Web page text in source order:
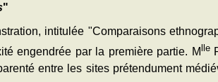
"
intitulée "Comparaisons
engendrée par la première partie. Mlle
entre les sites prétendument